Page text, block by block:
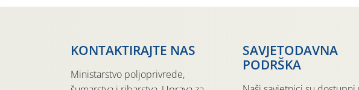
KONTAKTIRAJTE NAS
Ministarstvo poljoprivrede,
SAVJETODAVNA
PODRŠKA